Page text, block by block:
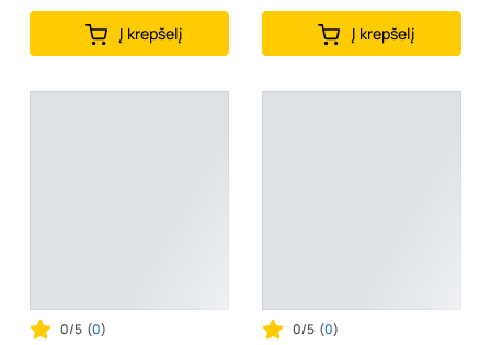
Į krepšelį Į krepšelį
0/5 (0)
0/5 (0)